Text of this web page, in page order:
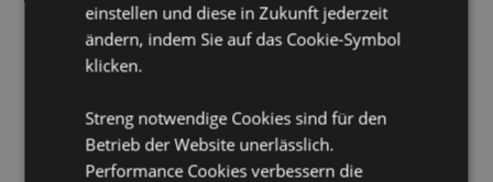
Möchten Sie mehr über den Einkauf bei Puckator
erfahren? Dann lesen Sie unserenLeitfaden für
Kundeninformationen.
einstellen und diese in Zukunft jederzeit
ändern, indem Sie auf das Cookie-Symbol
klicken.
Streng notwendige Cookies sind für den
Betrieb der Website unerlässlich.
Performance Cookies verbessern die